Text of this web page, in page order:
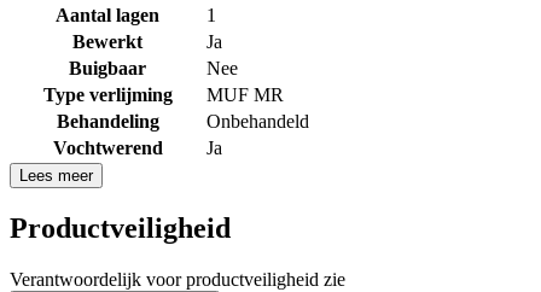
Aantal lagen
1
Bewerkt
Ja
Buigbaar
Nee
Type verlijming
MUF MR
Behandeling
Onbehandeld
Vochtwerend
Ja
Lees meer
Productveiligheid
Verantwoordelijk voor productveiligheid zie